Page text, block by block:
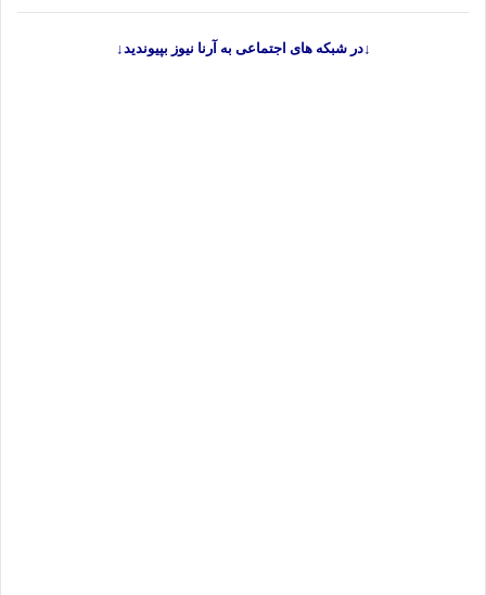
↓در شبکه های اجتماعی به آرنا نیوز بپیوندید↓